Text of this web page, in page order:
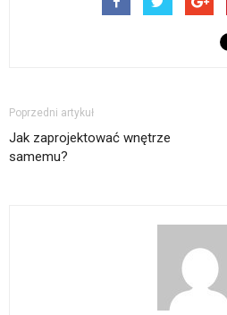
Poprzedni artykuł
Jak zaprojektować wnętrze
samemu?